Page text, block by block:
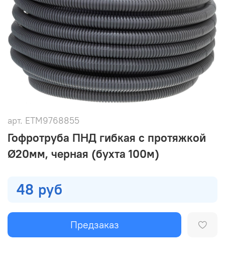
арт. ETM9768855
Гофротруба ПНД гибкая с протяжкой
Ø20мм, черная (бухта 100м)
48 руб
Предзаказ